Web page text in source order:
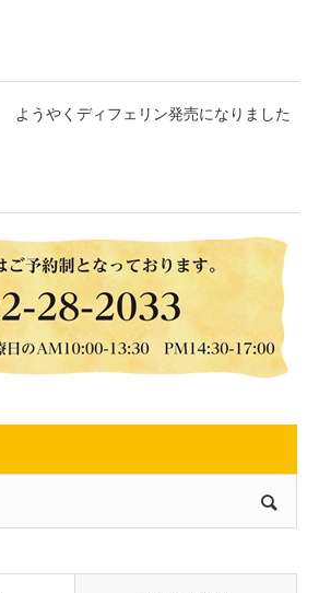
ようやくディフェリン発売になりました